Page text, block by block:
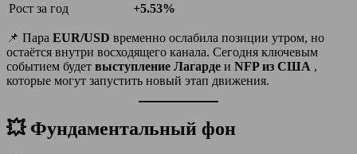
Рост за год
+5.53%
📌 Пара EUR/USD временно ослабила позиции утром, но
остаётся внутри восходящего канала. Сегодня ключевым
событием будет выступление Лагарде и NFP из США ,
которые могут запустить новый этап движения.
💥 Фундаментальный фон